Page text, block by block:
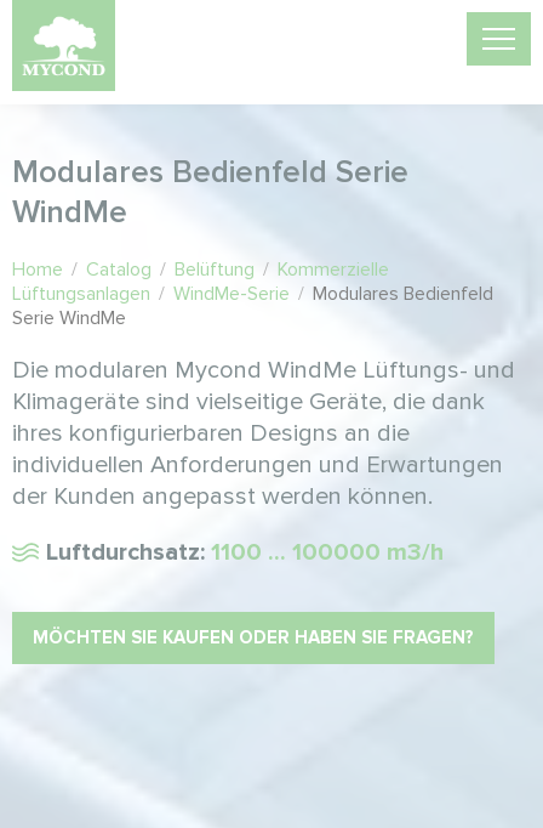
Modulares Bedienfeld Serie
WindMe
Home / Catalog / Belüftung / Kommerzielle
Lüftungsanlagen / WindMe-Serie / Modulares Bedienfeld
Serie WindMe
Die modularen Mycond WindMe Lüftungs- und
Klimageräte sind vielseitige Geräte, die dank
ihres konfigurierbaren Designs an die
individuellen Anforderungen und Erwartungen
der Kunden angepasst werden können.
Luftdurchsatz: 1100 ... 100000 m3/h
MÖCHTEN SIE KAUFEN ODER HABEN SIE FRAGEN?